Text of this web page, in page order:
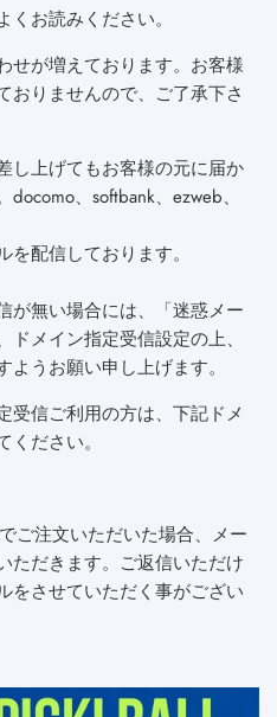
お読みください。
せが増えております。お客様
おりませんので、ご了承下さ
し上げてもお客様の元に届か
、softbank、ezweb、
配信しております。
が無い場合には、「迷惑メー
メイン指定受信設定の上、
うお願い申し上げます。
受信ご利用の方は、下記ドメ
ださい。
ご注文いただいた場合、メー
ただきます。ご返信いただけ
をさせていただく事がござい